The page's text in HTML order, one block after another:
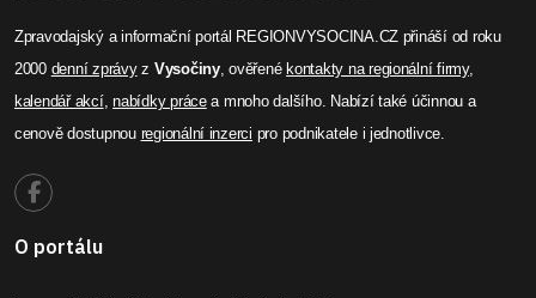
Zpravodajský a informační portál REGIONVYSOCINA.CZ přináší od roku
2000 denní zprávyz Vysočiny, ověřené kontakty na regionální firmy,
kalendář akcí,nabídky prácea mnoho dalšího. Nabízí také účinnou a
cenově dostupnou regionální inzerci pro podnikatele i jednotlivce.
O portálu